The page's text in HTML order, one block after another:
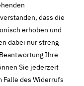
dass die
erhoben und
dabei nur streng
Ihre
Sie jederzeit
des Widerrufs